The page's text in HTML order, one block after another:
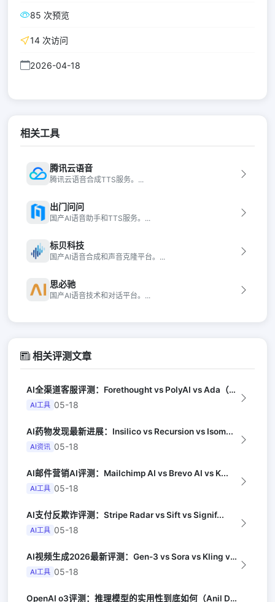
85 次预览
14 次访问
2026-04-18
相关工具
腾讯云语音
腾讯云语音合成TTS服务。...
出门问问
国产AI语音助手和TTS服务。...
标贝科技
国产AI语音合成和声音克隆平台。...
思必驰
国产AI语音技术和对话平台。...
相关评测文章
AI全渠道客服评测：Forethought vs PolyAI vs Ada（G...
AI工具 05-18
AI药物发现最新进展：Insilico vs Recursion vs Isom...
AI资讯 05-18
AI邮件营销AI评测：Mailchimp AI vs Brevo AI vs K...
AI工具 05-18
AI支付反欺诈评测：Stripe Radar vs Sift vs Signif...
AI工具 05-18
AI视频生成2026最新评测：Gen-3 vs Sora vs Kling vs...
AI工具 05-18
OpenAI o3评测：推理模型的实用性到底如何（Anil Dash）